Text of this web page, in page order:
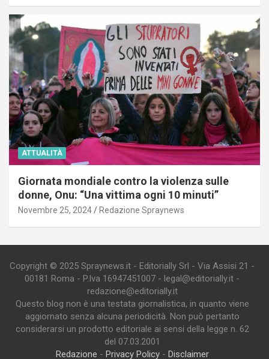
ATTUALITÀ
Giornata mondiale contro la violenza sulle
donne, Onu: “Una vittima ogni 10 minuti”
Novembre 25, 2024 Redazione Spraynews
Copyright © 2025 Spraynews.it - Editorially Srl - Via Assisi 21 -
00181 Roma - P.Iva 16947451007 - legal@editorially.it -
redazione@editorially.it
Questo blog non è una testata giornalistica, in quanto viene
aggiornato senza alcuna periodicità. Non può pertanto
considerarsi un prodotto editoriale ai sensi della legge n. 62
del 07.03.2001
Redazione - Privacy Policy- Disclaimer